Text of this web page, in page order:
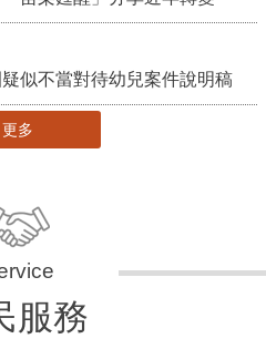
似不當對待幼兒案件說明稿
更多
服務